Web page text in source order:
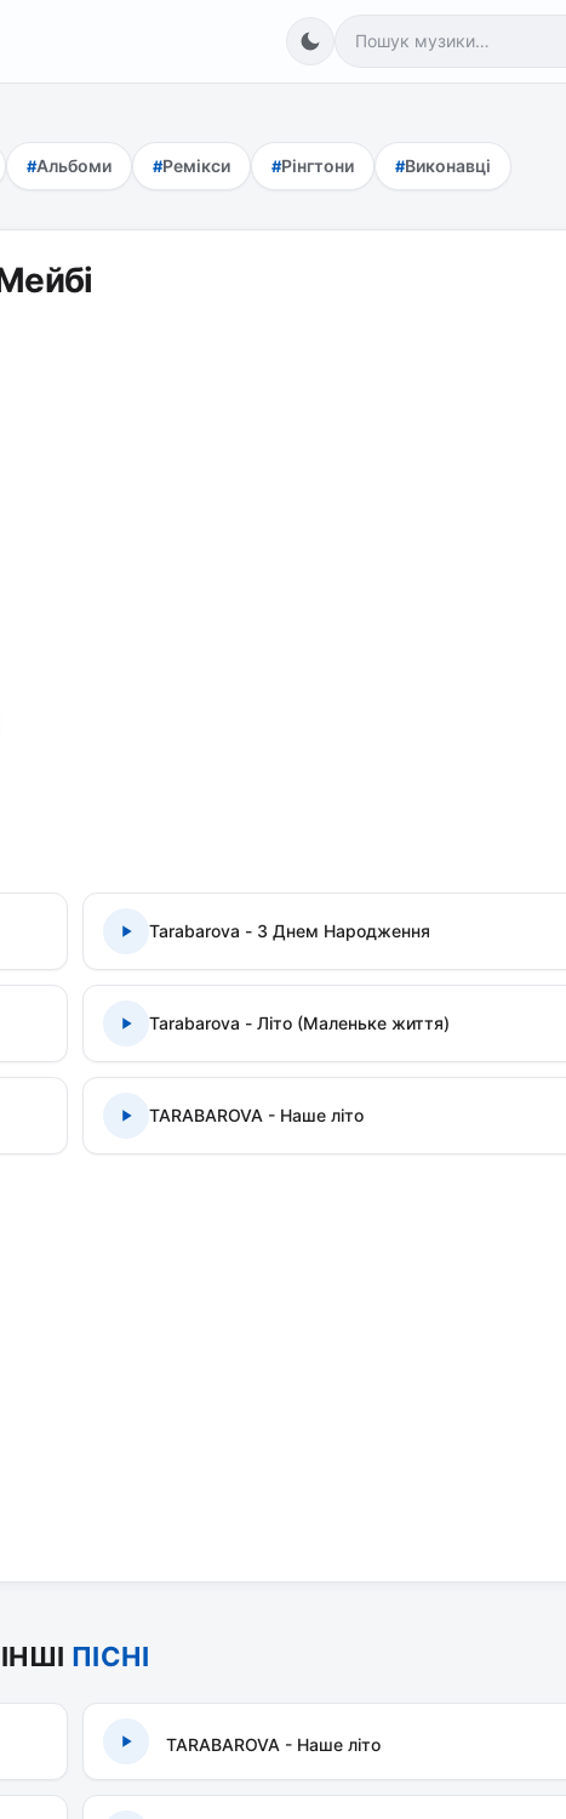
Альбоми Ремікси Рінгтони Виконавці
Tarabarova - З Днем Народження
Tarabarova - Літо (Маленьке життя)
TARABAROVA - Наше літо
ІНШІ ПІСНІ
TARABAROVA - Наше літо